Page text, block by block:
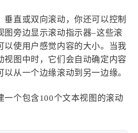
垂直或双向滚动，你还可以控制
图旁边显示滚动指示器–这些滚
以使用户感觉内容的大小。当我
视图中时，它们会自动确定内容
从一个边缘滚动到另一边缘。
一个包含100个文本视图的滚动